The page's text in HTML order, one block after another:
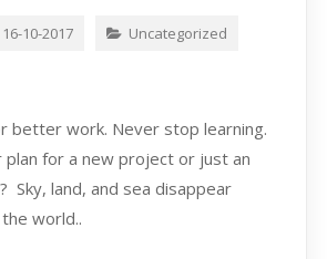
16-10-2017 Uncategorized
better work. Never stop learning.
plan for a new project or just an
Sky, land, and sea disappear
world..